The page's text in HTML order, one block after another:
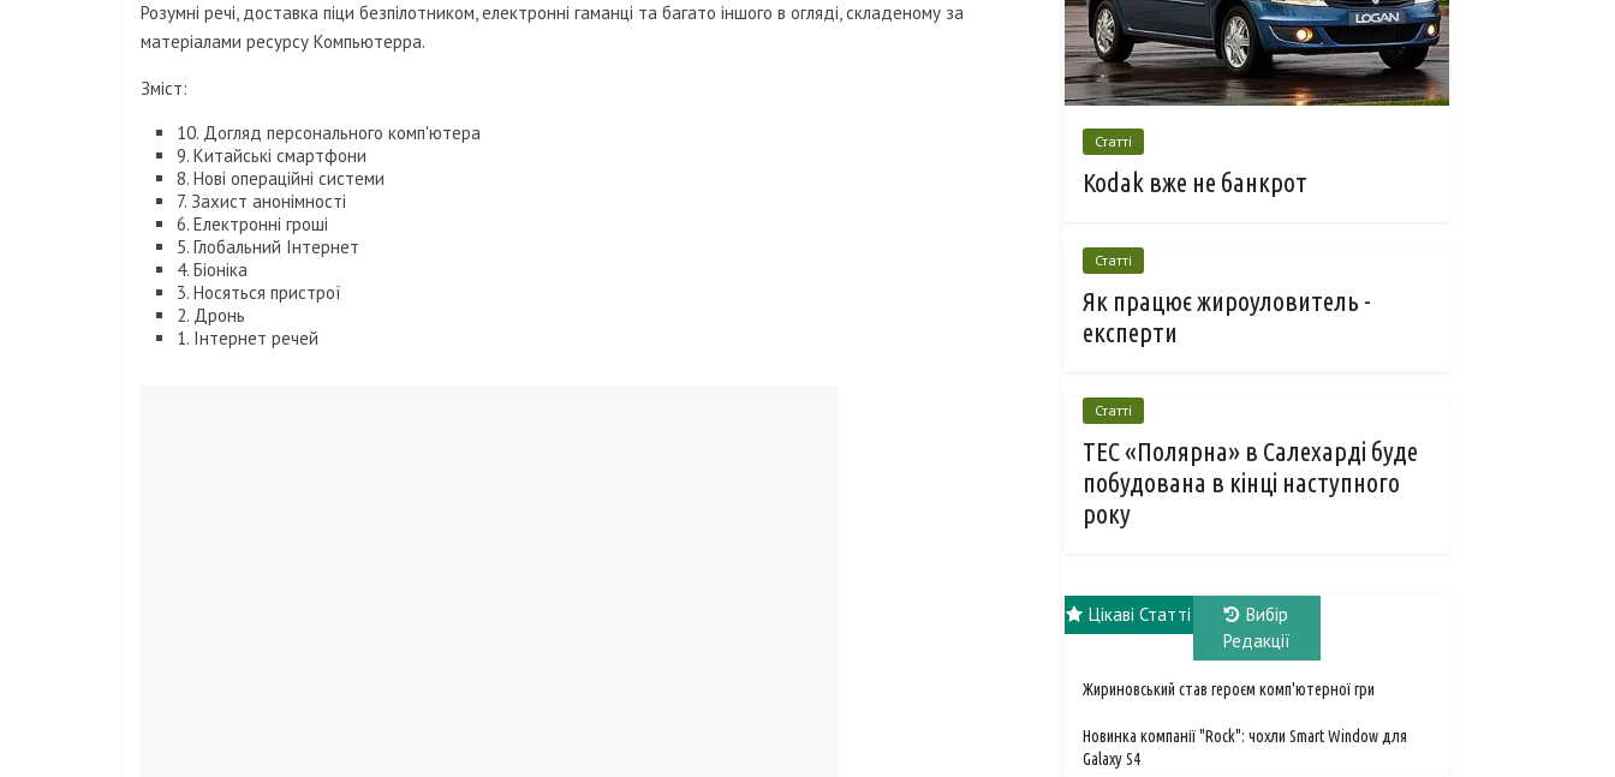
Розумні речі, доставка піци безпілотником, електронні гаманці та багато іншого в огляді, складеному за
матеріалами ресурсу Компьютерра.
Зміст:
10. Догляд персонального комп'ютера
9. Китайські смартфони
8. Нові операційні системи
7. Захист анонімності
6. Електронні гроші
5. Глобальний Інтернет
4. Біоніка
3. Носяться пристрої
2. Дронь
1. Інтернет речей
Статті
Kodak вже не банкрот
Статті
Як працює жироуловитель -
експерти
Статті
ТЕС «Полярна» в Салехарді буде
побудована в кінці наступного
року
Цікаві Статті
Вибір
Редакції
Жириновський став героєм комп'ютерної гри
Новинка компанії "Rock": чохли Smart Window для
Galaxy S4